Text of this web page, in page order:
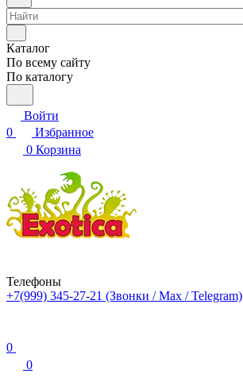
Каталог
По всему сайту
По каталогу
Войти
0
Избранное
0 Корзина
Телефоны
+7(999) 345-27-21 (Звонки / Max / Telegram)
0
0